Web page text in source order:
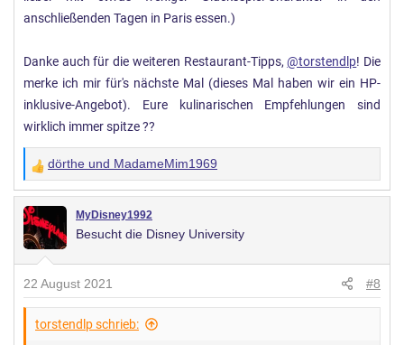
anschließenden Tagen in Paris essen.)
Danke auch für die weiteren Restaurant-Tipps,@torstendlp! Die
merke ich mir für's nächste Mal (dieses Mal haben wir ein HP-
inklusive-Angebot). Eure kulinarischen Empfehlungen sind
wirklich immer spitze ??
W
e
r
t
n
g
e
dörthe und MadameMim1969
MyDisney1992
Besucht die Disney University
22 August 2021 #8
torstendlp schrieb: